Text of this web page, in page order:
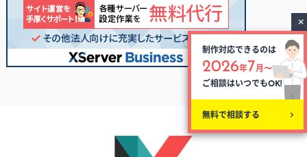
制作対応できるのは
2026年7月〜
ご相談はいつでもOK!
無料で相談する